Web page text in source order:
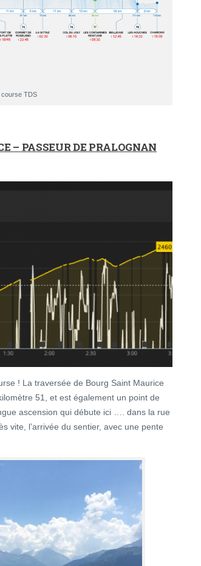
course TDS
– PASSEUR DE PRALOGNAN
! La traversée de Bourg Saint Maurice
51, et est également un point de
ascension qui débute ici …. dans la rue
vite, l’arrivée du sentier, avec une pente